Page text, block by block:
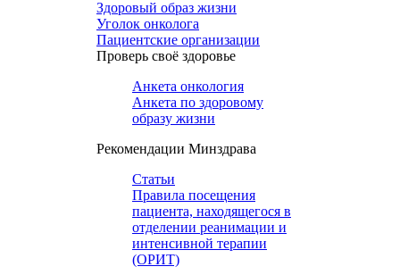
Здоровый образ жизни
Уголок онколога
Пациентские организации
Проверь своё здоровье
Анкета онкология
Анкета по здоровому
образу жизни
Рекомендации Минздрава
Статьи
Правила посещения
пациента, находящегося в
отделении реанимации и
интенсивной терапии
(ОРИТ)